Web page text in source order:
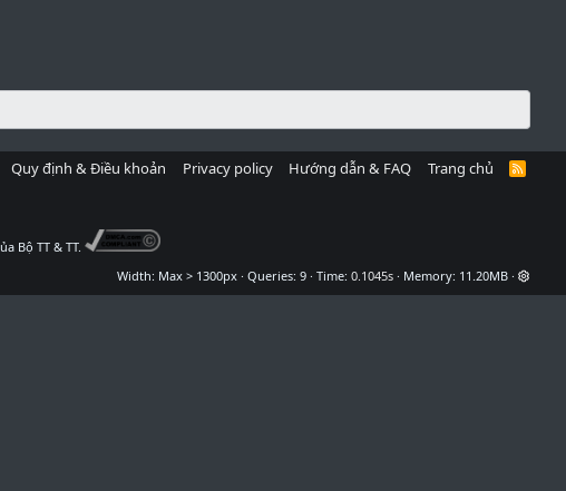
Quy định & Điều khoản Privacy policy Hướng dẫn & FAQ Trang chủ
R
S
Bộ TT & TT.
Width
Queries 9 Time 0.1045s Memory 11.20MB